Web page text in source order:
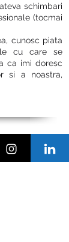
schimbari
(tocmai
cunosc piata
cu care se
ca imi doresc
si a noastra,
pe piața